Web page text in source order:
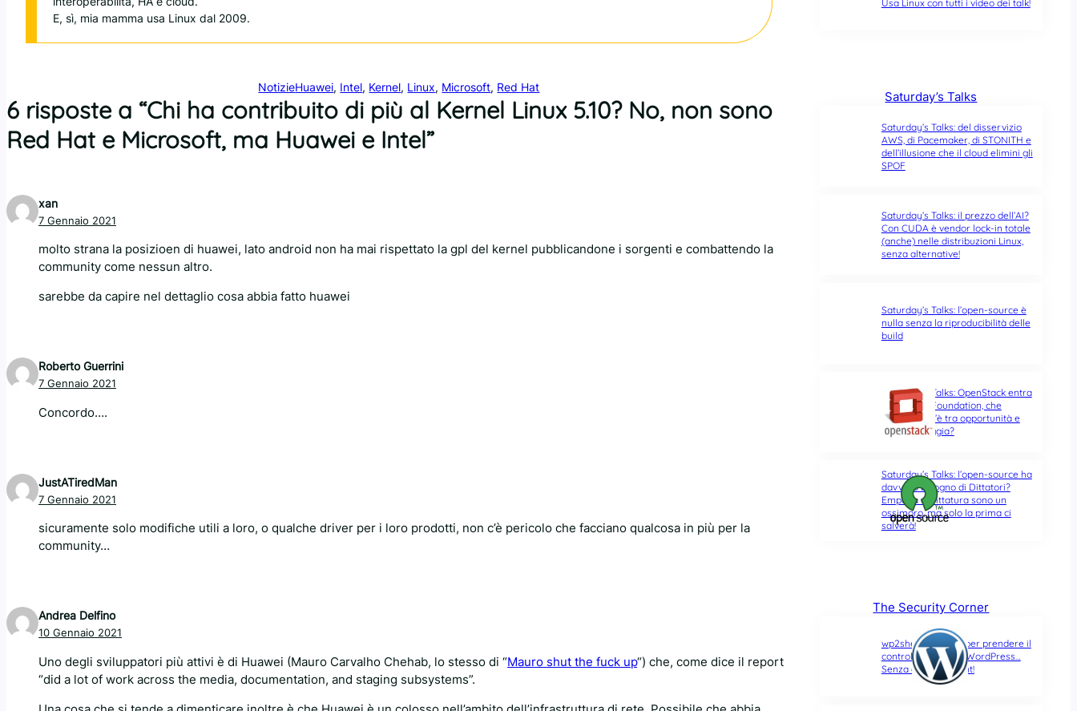
E, sì, mia mamma usa Linux dal 2009.
NotizieHuawei, Intel, Kernel, Linux, Microsoft, Red Hat
6 risposte a “Chi ha contribuito di più al Kernel Linux 5.10? No, non sono
Red Hat e Microsoft, ma Huawei e Intel”
xan
7 Gennaio 2021
molto strana la posizioen di huawei, lato android non ha mai rispettato la gpl del kernel pubblicandone i sorgenti e combattendo la
community come nessun altro.
sarebbe da capire nel dettaglio cosa abbia fatto huawei
Roberto Guerrini
7 Gennaio 2021
Concordo….
JustATiredMan
7 Gennaio 2021
sicuramente solo modifiche utili a loro, o qualche driver per i loro prodotti, non c’è pericolo che facciano qualcosa in più per la
community…
Andrea Delfino
10 Gennaio 2021
Uno degli sviluppatori più attivi è di Huawei (Mauro Carvalho Chehab, lo stesso di “Mauro shut the fuck up“) che, come dice il report
“did a lot of work across the media, documentation, and staging subsystems”.
Usa Linux con tutti i video dei talk!
Saturday’s Talks
Saturday’s Talks: del disservizio
AWS, di Pacemaker, di STONITH e
dell’illusione che il cloud elimini gli
SPOF
Saturday’s Talks: il prezzo dell’AI?
Con CUDA è vendor lock-in totale
(anche) nelle distribuzioni Linux,
senza alternative!
Saturday’s Talks: l’open-source è
nulla senza la riproducibilità delle
build
Saturday’s Talks: OpenStack entra
nella Linux Foundation, che
differenza c’è tra opportunità e
ultima spiaggia?
Saturday’s Talks: l’open-source ha
davvero bisogno di Dittatori?
Empatia e Dittatura sono un
ossimoro, ma solo la prima ci
salverà!
The Security Corner
wp2shell: due CVE per prendere il
controllo di un sito WordPress…
Senza alcun account!